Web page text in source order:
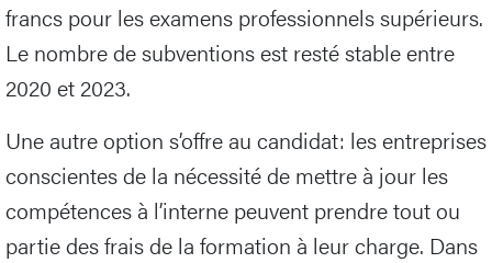
francs pour les examens professionnels supérieurs.
Le nombre de subventions est resté stable entre
2020 et 2023.
Une autre option s’offre au candidat: les entreprises
conscientes de la nécessité de mettre à jour les
compétences à l’interne peuvent prendre tout ou
partie des frais de la formation à leur charge. Dans